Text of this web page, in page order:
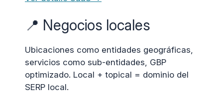
📍 Negocios locales
Ubicaciones como entidades geográficas,
servicios como sub-entidades, GBP
optimizado. Local + topical = dominio del
SERP local.